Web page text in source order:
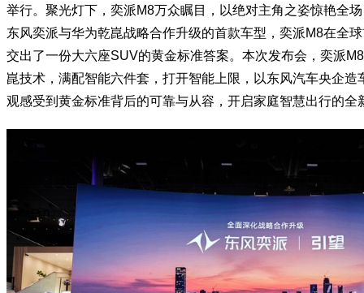
举行。聚光灯下，奕派M8万众瞩目，以绝对主角之姿惊艳全
东风奕派与华为乾崑战略合作升级的首款车型，奕派M8在全
交出了一份大六座SUV的黄金标准答案。本次发布会，奕派
崑技术，满配智能六件套，打开智能上限，以东风汽车央企
观感受到黄金标准背后的可靠与从容，开启家庭智慧出行的全